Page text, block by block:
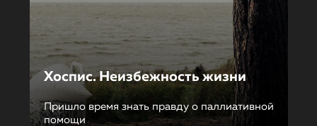
Хоспис. Неизбежность жизни
Пришло время знать правду о паллиативной
помощи